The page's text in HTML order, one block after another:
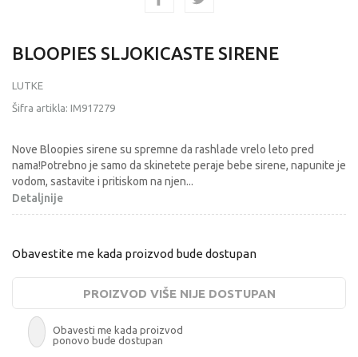
BLOOPIES SLJOKICASTE SIRENE
LUTKE
Šifra artikla: IM917279
Nove Bloopies sirene su spremne da rashlade vrelo leto pred
nama!Potrebno je samo da skinetete peraje bebe sirene, napunite je
vodom, sastavite i pritiskom na njen...
Detaljnije
Obavestite me kada proizvod bude dostupan
PROIZVOD VIŠE NIJE DOSTUPAN
Obavesti me kada proizvod
ponovo bude dostupan